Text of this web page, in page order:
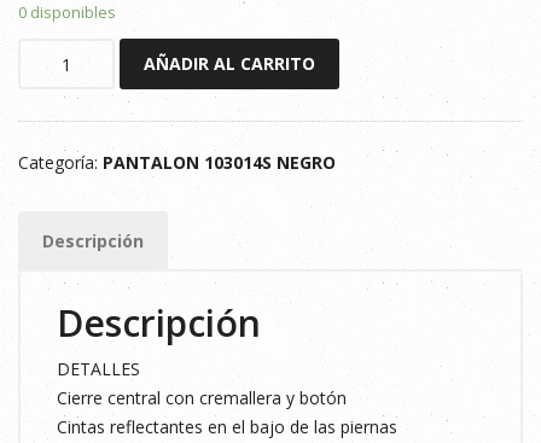
0 disponibles
REFLECTANTES
cantidad
AÑADIR AL CARRITO
Categoría: PANTALON 103014S NEGRO
Descripción
Descripción
DETALLES
Cierre central con cremallera y botón
Cintas reflectantes en el bajo de las piernas